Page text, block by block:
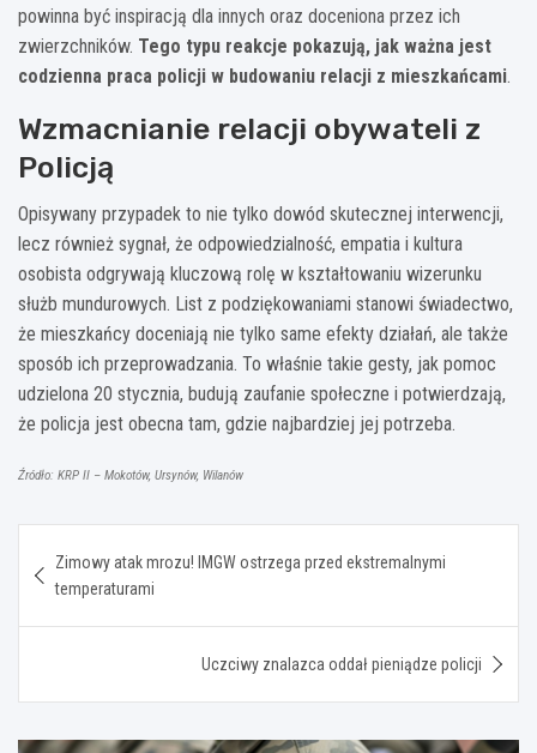
powinna być inspiracją dla innych oraz doceniona przez ich
zwierzchników. Tego typu reakcje pokazują, jak ważna jest
codzienna praca policji w budowaniu relacji z mieszkańcami.
Wzmacnianie relacji obywateli z
Policją
Opisywany przypadek to nie tylko dowód skutecznej interwencji,
lecz również sygnał, że odpowiedzialność, empatia i kultura
osobista odgrywają kluczową rolę w kształtowaniu wizerunku
służb mundurowych. List z podziękowaniami stanowi świadectwo,
że mieszkańcy doceniają nie tylko same efekty działań, ale także
sposób ich przeprowadzania. To właśnie takie gesty, jak pomoc
udzielona 20 stycznia, budują zaufanie społeczne i potwierdzają,
że policja jest obecna tam, gdzie najbardziej jej potrzeba.
Źródło: KRP II – Mokotów, Ursynów, Wilanów
wpisu
Zimowy atak mrozu! IMGW ostrzega przed ekstremalnymi
temperaturami
Uczciwy znalazca oddał pieniądze policji